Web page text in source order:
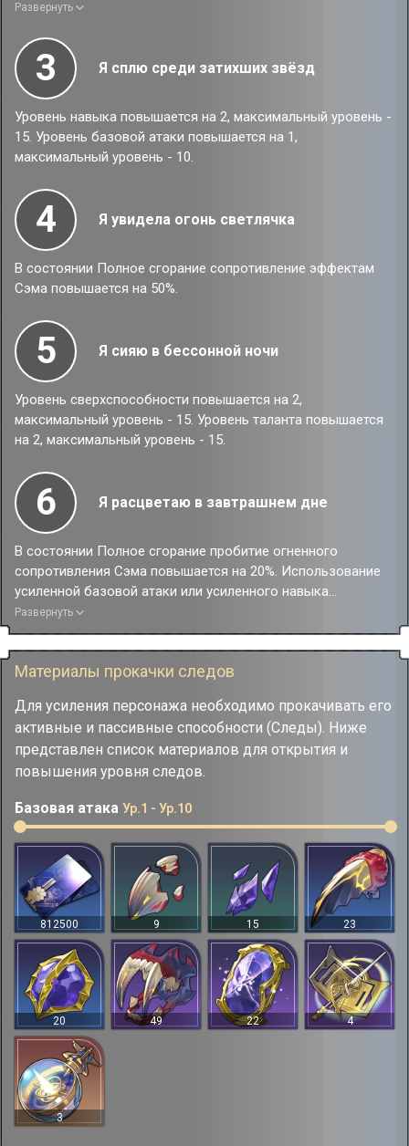
немедленно даёт Сэму 1 дополнительный ход. Этот
Развернуть
3 Я сплю среди затихших звёзд
Уровень навыка повышается на 2, максимальный уровень -
15. Уровень базовой атаки повышается на 1,
максимальный уровень - 10.
4 Я увидела огонь светлячка
В состоянии Полное сгорание сопротивление эффектам
Сэма повышается на 50%.
5 Я сияю в бессонной ночи
Уровень сверхспособности повышается на 2,
максимальный уровень - 15. Уровень таланта повышается
на 2, максимальный уровень - 15.
6 Я расцветаю в завтрашнем дне
В состоянии Полное сгорание пробитие огненного
сопротивления Сэма повышается на 20%. Использование
усиленной базовой атаки или усиленного навыка
повышает эффективность пробития уязвимости на 50%.
Развернуть
Материалы прокачки следов
Для усиления персонажа необходимо прокачивать его
активные и пассивные способности (Следы). Ниже
представлен список материалов для открытия и
повышения уровня следов.
Базовая атака Ур.1 - Ур.10
812500 9 15 23
20 49 22 4
3